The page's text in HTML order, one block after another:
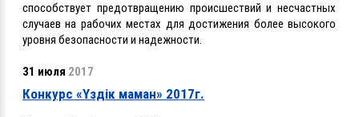
способствует предотвращению происшествий и несчастных
случаев на рабочих местах для достижения более высокого
уровня безопасности и надежности.
31 июля 2017
Конкурс «Үздік маман» 2017г.